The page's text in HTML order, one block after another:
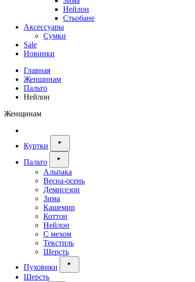
Нейлон
Стьобане
Аксессуары
Сумки
Sale
Новинки
Главная
Женщинам
Пальто
Нейлон
Женщинам
Куртки
Пальто
Альпака
Весна-осень
Демисезон
Зима
Кашемир
Коттон
Нейлон
С мехом
Текстиль
Шерсть
Пуховики
Шерсть